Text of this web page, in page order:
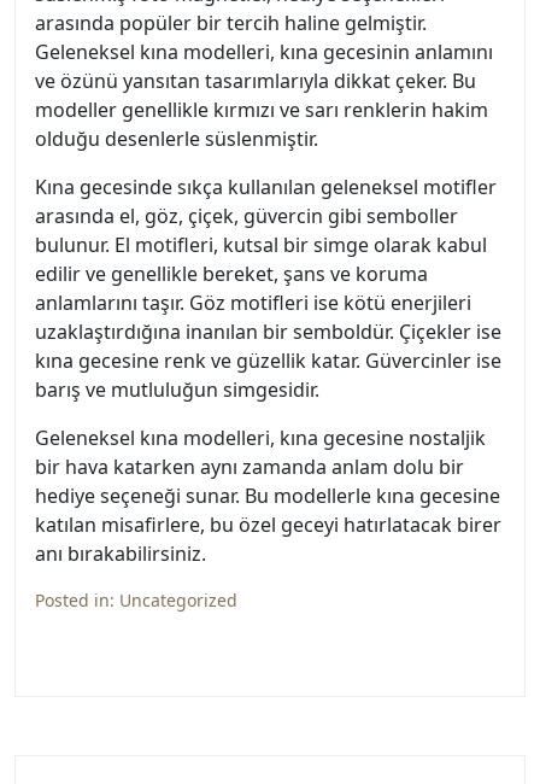
arasında popüler bir tercih haline gelmiştir.
Geleneksel kına modelleri, kına gecesinin anlamını
ve özünü yansıtan tasarımlarıyla dikkat çeker. Bu
modeller genellikle kırmızı ve sarı renklerin hakim
olduğu desenlerle süslenmiştir.
Kına gecesinde sıkça kullanılan geleneksel motifler
arasında el, göz, çiçek, güvercin gibi semboller
bulunur. El motifleri, kutsal bir simge olarak kabul
edilir ve genellikle bereket, şans ve koruma
anlamlarını taşır. Göz motifleri ise kötü enerjileri
uzaklaştırdığına inanılan bir semboldür. Çiçekler ise
kına gecesine renk ve güzellik katar. Güvercinler ise
barış ve mutluluğun simgesidir.
Geleneksel kına modelleri, kına gecesine nostaljik
bir hava katarken aynı zamanda anlam dolu bir
hediye seçeneği sunar. Bu modellerle kına gecesine
katılan misafirlere, bu özel geceyi hatırlatacak birer
anı bırakabilirsiniz.
Posted in: Uncategorized